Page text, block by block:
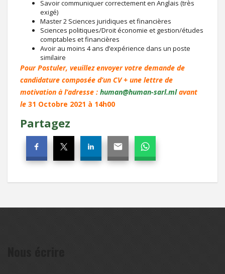
Savoir communiquer correctement en Anglais (très
exigé)
Master 2 Sciences juridiques et financières
Sciences politiques/Droit économie et gestion/études
comptables et financières
Avoir au moins 4 ans d’expérience dans un poste
similaire
Pour Postuler, veuillez envoyer votre demande de
candidature composée d’un CV + une lettre de
motivation à l’adresse : human@human-sarl.mlavant
le 31 Octobre 2021 à 14h00
Partagez